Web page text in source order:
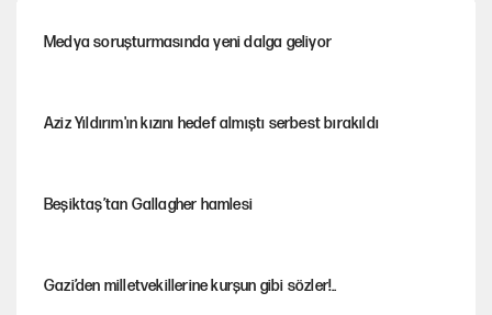
Medya soruşturmasında yeni dalga geliyor
Aziz Yıldırım'ın kızını hedef almıştı serbest bırakıldı
Beşiktaş’tan Gallagher hamlesi
Gazi’den milletvekillerine kurşun gibi sözler!..